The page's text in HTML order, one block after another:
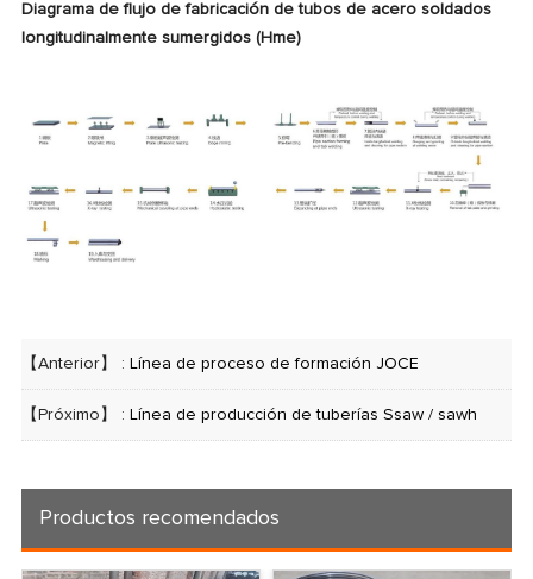
Diagrama de flujo de fabricación de tubos de acero soldados
longitudinalmente sumergidos (Hme)
【Anterior】 : Línea de proceso de formación JOCE
【Próximo】 : Línea de producción de tuberías Ssaw / sawh
Productos recomendados